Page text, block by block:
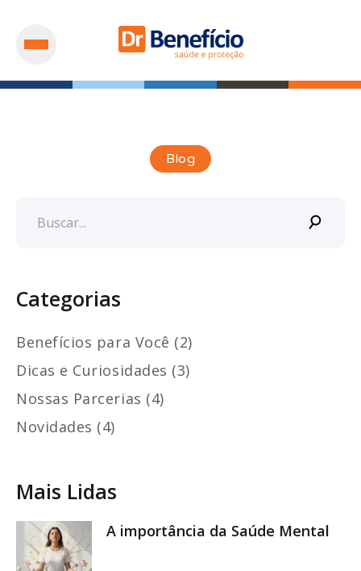
Blog
Categorias
Benefícios para Você (2)
Dicas e Curiosidades (3)
Nossas Parcerias (4)
Novidades (4)
Mais Lidas
A importância da Saúde Mental